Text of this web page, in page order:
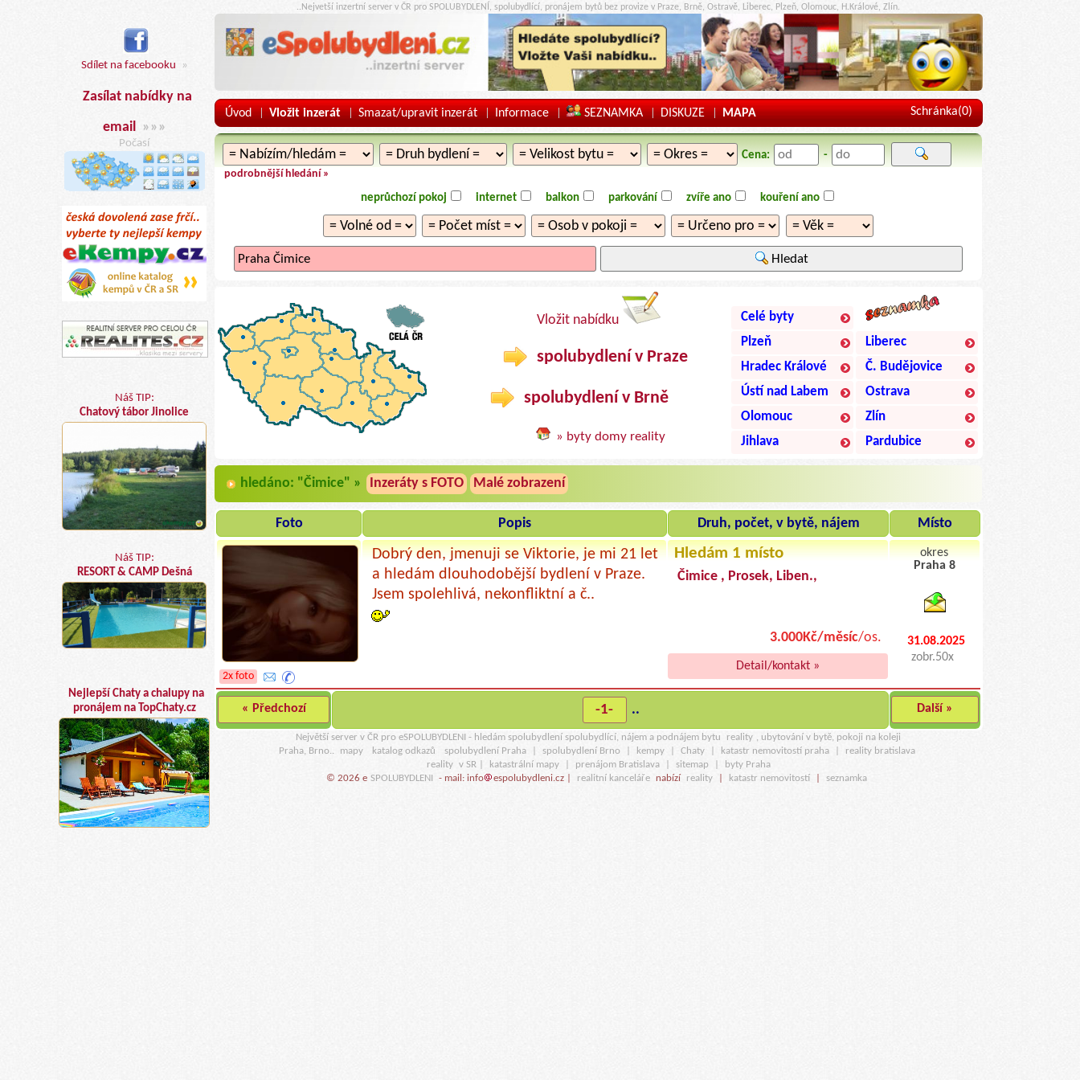
Sdílet na facebooku »
Zasílat nabídky na
email »»»
Počasí
Náš TIP:
Chatový tábor Jinolice
Náš TIP:
RESORT & CAMP Dešná
Nejlepší Chaty a chalupy na
pronájem na TopChaty.cz
..Nejvetší inzertní server v ČR pro SPOLUBYDLENÍ, spolubydlící, pronájem bytů bez provize v Praze, Brně, Ostravě, Liberec, Plzeň, Olomouc, H.Králové, Zlín.
Úvod | Vložit inzerát | Smazat/upravit inzerát | Informace | SEZNAMKA | DISKUZE | MAPA Schránka(0)
Cena: -
podrobnější hledání »
neprůchozí pokoj internet balkon parkování zvíře ano kouření ano
Hledat
Vložit nabídku
spolubydlení v Praze
spolubydlení v Brně
» byty domy reality
Celé byty
Plzeň
Liberec
Hradec Králové
Č. Budějovice
Ústí nad Labem
Ostrava
Olomouc
Zlín
Jihlava
Pardubice
hledáno: "Čimice" » Inzeráty s FOTO Malé zobrazení
Foto Popis Druh, počet, v bytě, nájem Místo
2x foto
Dobrý den, jmenuji se Viktorie, je mi 21 let
a hledám dlouhodobější bydlení v Praze.
Jsem spolehlivá, nekonfliktní a č..
Hledám 1 místo
Čimice , Prosek, Liben.,
3.000Kč/měsíc/os.
Detail/kontakt »
okres
Praha 8
31.08.2025
zobr.50x
« Předchozí -1- .. Další »
Největší server v ČR pro eSPOLUBYDLENI - hledám spolubydlení spolubydlící, nájem a podnájem bytu reality
, ubytování v bytě, pokoji na koleji
Praha, Brno..
mapy katalog odkazů spolubydlení Praha spolubydlení Brno kempy Chaty katastr nemovitostí praha
reality bratislava
reality v SR | katastrální mapy prenájom Bratislava sitemap
byty Praha
© 2026 e SPOLUBYDLENI - mail: info espolubydleni.cz | realitní kanceláře nabízí reality katastr nemovitostí seznamka